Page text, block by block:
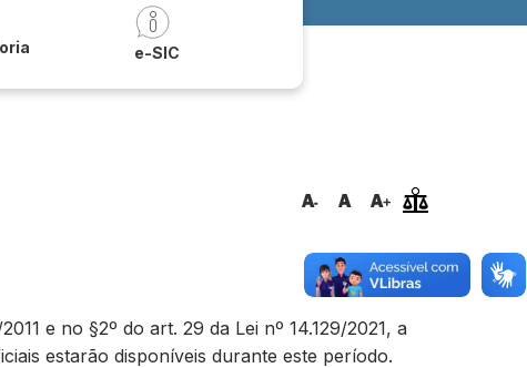
e-SIC
e no §2º do art. 29 da Lei nº 14.129/2021, a
estarão disponíveis durante este período.